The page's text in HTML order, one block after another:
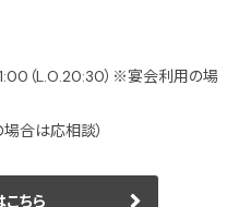
（L.O.20:30）※宴会利用の場
合は応相談）
ちら